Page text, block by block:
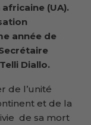
(UA).
année de
Diallo.
de l’unité
et de la
de sa mort